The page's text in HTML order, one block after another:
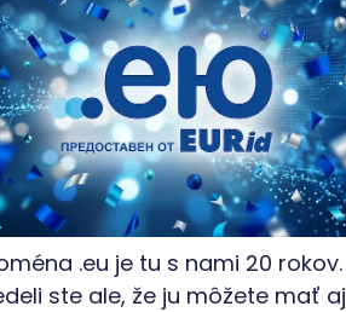
.eu je tu s nami 20 rokov.
ste ale, že ju môžete mať aj